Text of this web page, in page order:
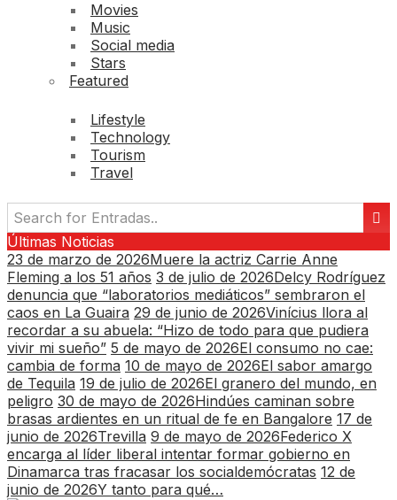
Movies
Music
Social media
Stars
Featured
Lifestyle
Technology
Tourism
Travel
Últimas Noticias
23 de marzo de 2026Muere la actriz Carrie Anne
Fleming a los 51 años 3 de julio de 2026Delcy Rodríguez
denuncia que “laboratorios mediáticos” sembraron el
caos en La Guaira 29 de junio de 2026Vinícius llora al
recordar a su abuela: “Hizo de todo para que pudiera
vivir mi sueño” 5 de mayo de 2026El consumo no cae:
cambia de forma 10 de mayo de 2026El sabor amargo
de Tequila 19 de julio de 2026El granero del mundo, en
peligro 30 de mayo de 2026Hindúes caminan sobre
brasas ardientes en un ritual de fe en Bangalore 17 de
junio de 2026Trevilla 9 de mayo de 2026Federico X
encarga al líder liberal intentar formar gobierno en
Dinamarca tras fracasar los socialdemócratas 12 de
junio de 2026Y tanto para qué…